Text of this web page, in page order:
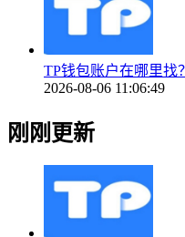
TP钱包账户在哪里找
2026-08-06 11:06:49
刚刚更新